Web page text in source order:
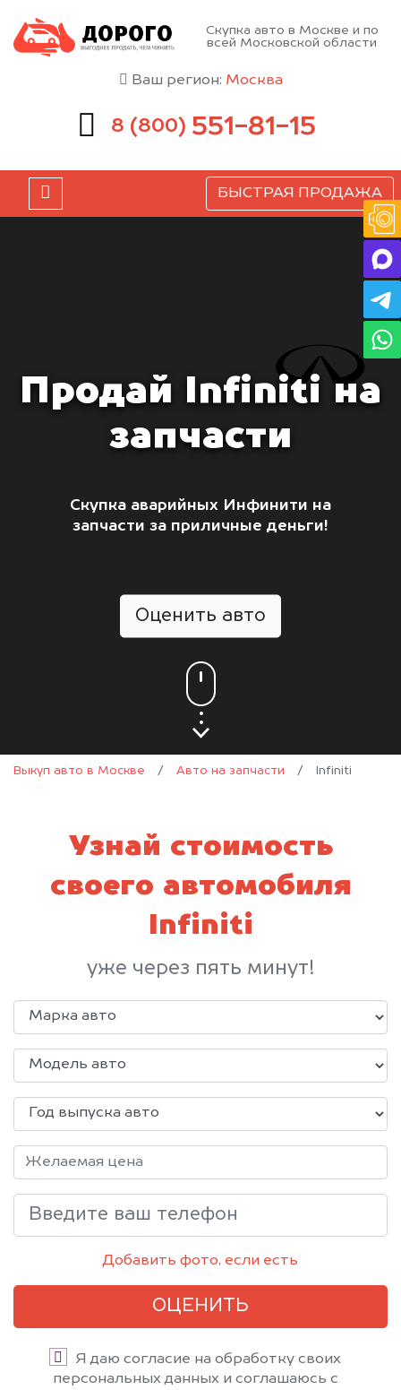
Скупка авто в Москве и по
всей Московской области
Ваш регион: Москва
8 (800) 551-81-15
БЫСТРАЯ ПРОДАЖА
Продай Infiniti на
запчасти
Скупка аварийных Инфинити на
запчасти за приличные деньги!
Оценить авто
Выкуп авто в Москве / Авто на запчасти / Infiniti
Узнай стоимость
своего автомобиля
Infiniti
уже через пять минут!
Добавить фото, если есть
ОЦЕНИТЬ
Я даю согласие на обработку своих
персональных данных и соглашаюсь с